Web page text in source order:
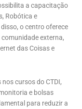
a capacitação
Robótica e
o centro oferece
externa,
das Coisas e
cursos do CTDI,
e bolsas
para reduzir a